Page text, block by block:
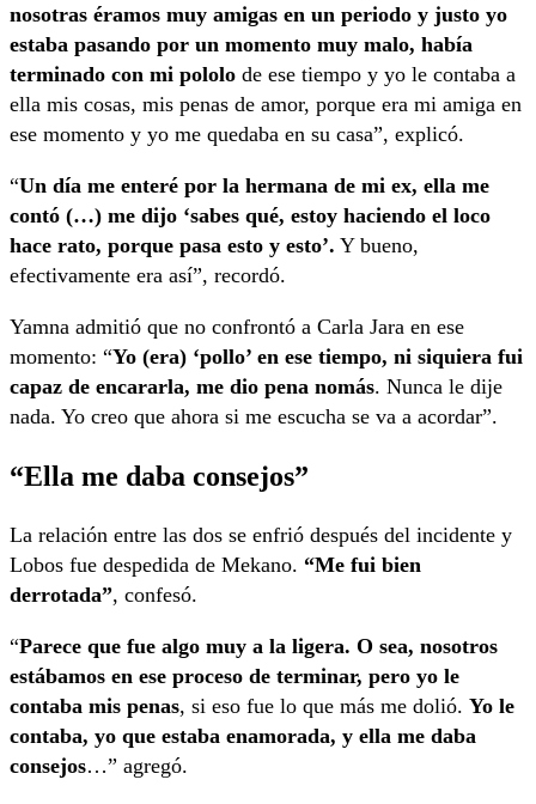
nosotras éramos muy amigas en un periodo y justo yo
estaba pasando por un momento muy malo, había
terminado con mi pololo de ese tiempo y yo le contaba a
ella mis cosas, mis penas de amor, porque era mi amiga en
ese momento y yo me quedaba en su casa”, explicó.
“Un día me enteré por la hermana de mi ex, ella me
contó (…) me dijo ‘sabes qué, estoy haciendo el loco
hace rato, porque pasa esto y esto’. Y bueno,
efectivamente era así”, recordó.
Yamna admitió que no confrontó a Carla Jara en ese
momento: “Yo (era) ‘pollo’ en ese tiempo, ni siquiera fui
capaz de encararla, me dio pena nomás. Nunca le dije
nada. Yo creo que ahora si me escucha se va a acordar”.
“Ella me daba consejos”
La relación entre las dos se enfrió después del incidente y
Lobos fue despedida de Mekano. “Me fui bien
derrotada”, confesó.
“Parece que fue algo muy a la ligera. O sea, nosotros
estábamos en ese proceso de terminar, pero yo le
contaba mis penas, si eso fue lo que más me dolió. Yo le
contaba, yo que estaba enamorada, y ella me daba
consejos…” agregó.